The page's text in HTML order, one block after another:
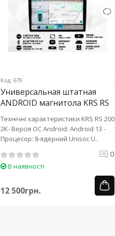
Код: 679
Универсальная штатная
ANDROID магнитола KRS RS
Технічні характеристики KRS RS 200
2K- Версія ОС Android: Android 13 ​-
Процесор: 8-ядерний Unisoc U..
0
В наявності
12 500грн.